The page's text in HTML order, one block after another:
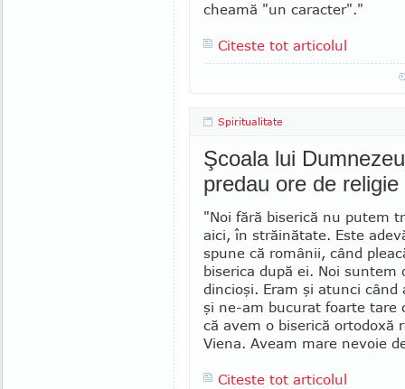
cheamă "un ca­rac­ter"."
Citeste tot articolul
Spiritualitate
Şcoala lui
predau ore de
"Noi fără biserică nu putem
aici, în străinătate. Este
spune că românii, când
biserica după ei. Noi
din­cioşi. Eram şi atunci când
şi ne-am bucurat foarte tare
că avem o bise­rică ortodoxă
Viena. Aveam mare nevoie
Citeste tot articolul